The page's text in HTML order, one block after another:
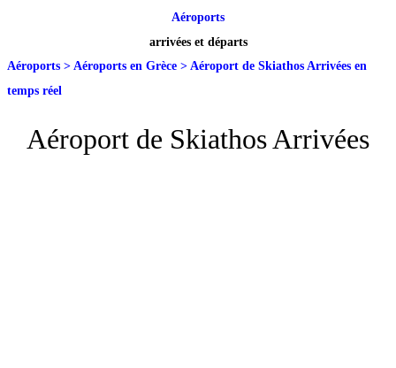
Aéroports
arrivées et départs
Aéroports > Aéroports en Grèce > Aéroport de Skiathos Arrivées en
temps réel
Aéroport de Skiathos Arrivées